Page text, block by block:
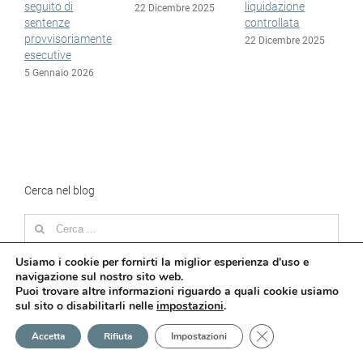
22 Dicembre 2025
liquidazione
esdebitazioni
15 Dicembre 2025
Search
for:
Popolari Recenti
Possibile proporre la falcidia dei debiti fiscali e
previdenziali
Usiamo i cookie per fornirti la miglior esperienza d'uso e
navigazione sul nostro sito web.
Puoi trovare altre informazioni riguardo a quali cookie usiamo
sul sito o disabilitarli nelle impostazioni.
Accetta Rifiuta Impostazioni Close GDPR